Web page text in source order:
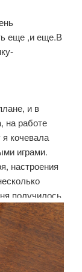
еще ,и еще.В
и в
на работе
кочевала
играми.
настроения
получилось.